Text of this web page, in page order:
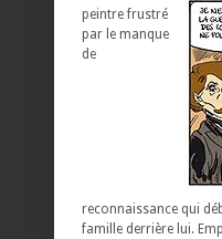
peintre frustré
par le manque
de
reconnaissance qui
famille derrière lui.